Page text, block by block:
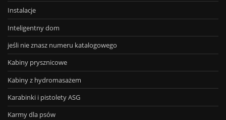
Instalacje
Inteligentny dom
jeśli nie znasz numeru katalogowego
Kabiny prysznicowe
Kabiny z hydromasażem
Karabinki i pistolety ASG
Karmy dla psów